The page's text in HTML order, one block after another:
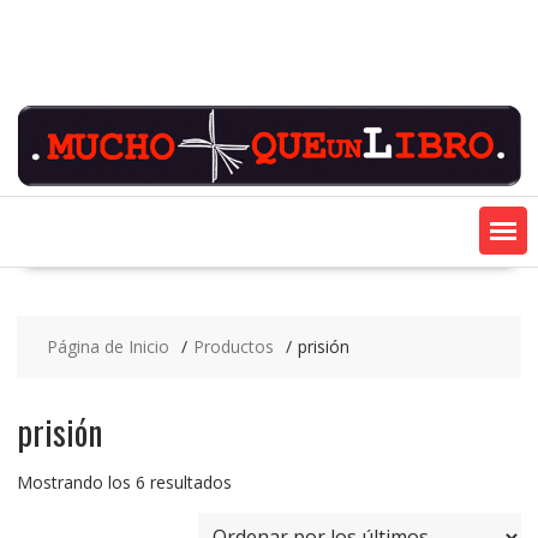
Página de Inicio Productos prisión
prisión
Mostrando los 6 resultadosOrdenado